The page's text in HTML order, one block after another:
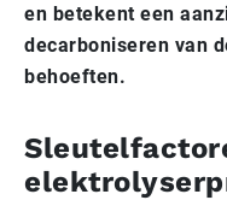
en betekent een
decarboniseren van
behoeften.